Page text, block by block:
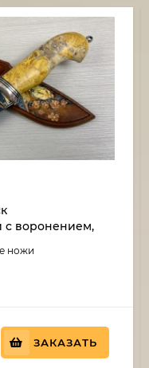
воронением,
ножи
ЗАКАЗАТЬ